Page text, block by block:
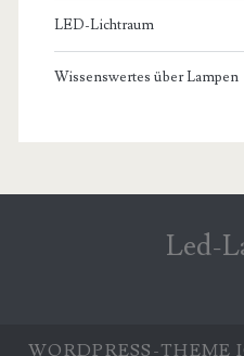
LED-Lichtraum
Wissenswertes über Lampen
Led-
WORDPRESS-THEME